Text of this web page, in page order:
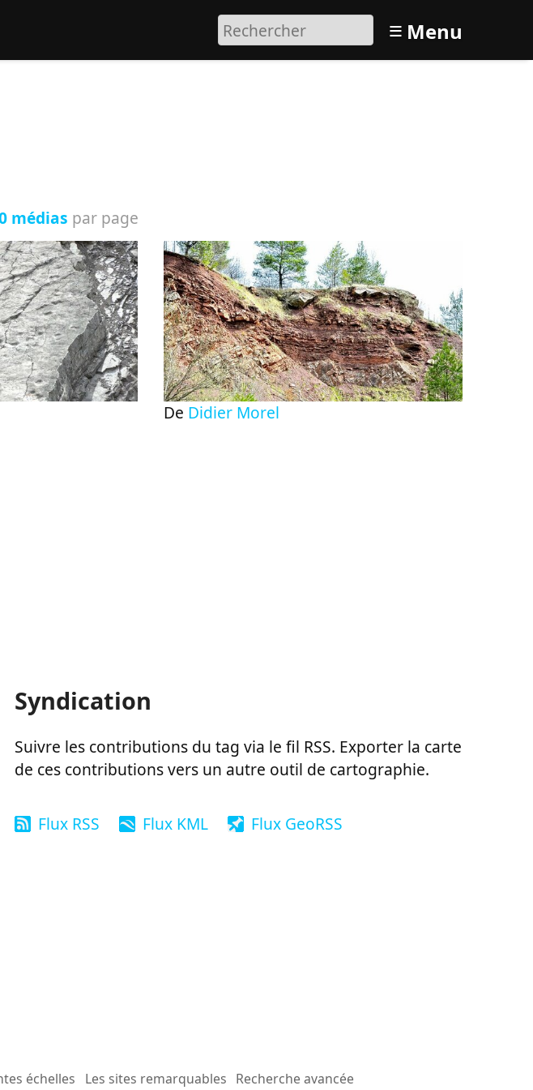
≡ Menu
médias par page
De Didier Morel
Syndication
Suivre les contributions du tag via le fil RSS. Exporter la carte
de ces contributions vers un autre outil de cartographie.
Flux RSS Flux KML Flux GeoRSS
échelles Les sites remarquables Recherche avancée